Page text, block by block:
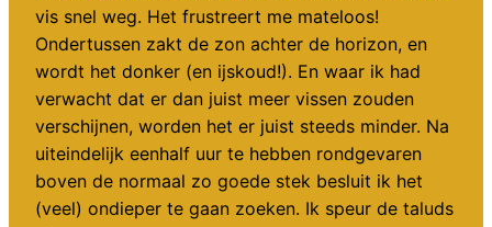
vis snel weg. Het frustreert me mateloos!
Ondertussen zakt de zon achter de horizon, en
wordt het donker (en ijskoud!). En waar ik had
verwacht dat er dan juist meer vissen zouden
verschijnen, worden het er juist steeds minder. Na
uiteindelijk eenhalf uur te hebben rondgevaren
boven de normaal zo goede stek besluit ik het
(veel) ondieper te gaan zoeken. Ik speur de taluds